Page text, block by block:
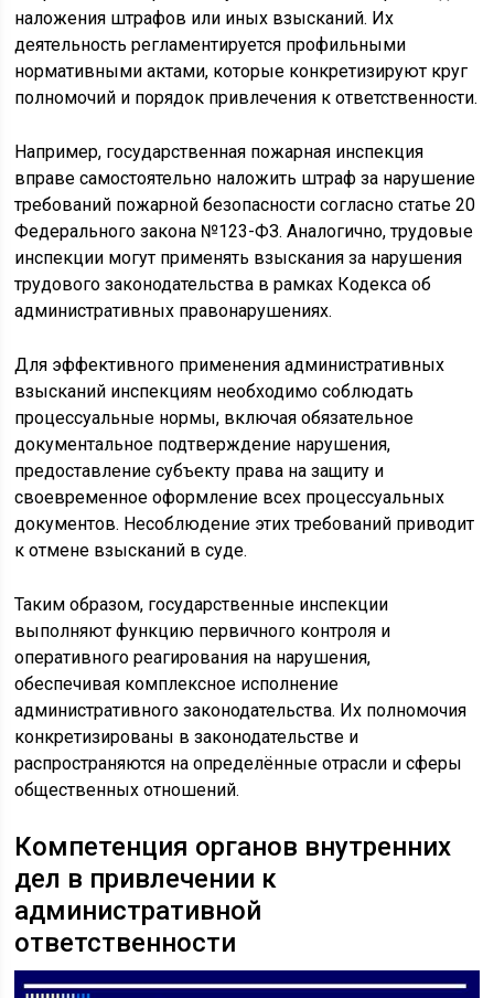
наложения штрафов или иных взысканий. Их
деятельность регламентируется профильными
нормативными актами, которые конкретизируют круг
полномочий и порядок привлечения к ответственности.
Например, государственная пожарная инспекция
вправе самостоятельно наложить штраф за нарушение
требований пожарной безопасности согласно статье 20
Федерального закона №123-ФЗ. Аналогично, трудовые
инспекции могут применять взыскания за нарушения
трудового законодательства в рамках Кодекса об
административных правонарушениях.
Для эффективного применения административных
взысканий инспекциям необходимо соблюдать
процессуальные нормы, включая обязательное
документальное подтверждение нарушения,
предоставление субъекту права на защиту и
своевременное оформление всех процессуальных
документов. Несоблюдение этих требований приводит
к отмене взысканий в суде.
Таким образом, государственные инспекции
выполняют функцию первичного контроля и
оперативного реагирования на нарушения,
обеспечивая комплексное исполнение
административного законодательства. Их полномочия
конкретизированы в законодательстве и
распространяются на определённые отрасли и сферы
общественных отношений.
Компетенция органов внутренних
дел в привлечении к
административной
ответственности